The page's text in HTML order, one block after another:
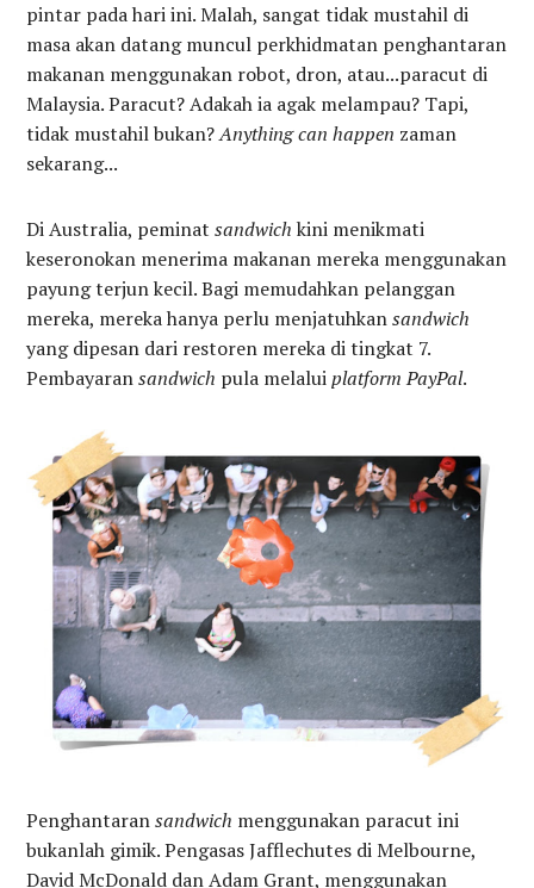
pintar pada hari ini. Malah, sangat tidak mustahil di
masa akan datang muncul perkhidmatan penghantaran
makanan menggunakan robot, dron, atau...paracut di
Malaysia. Paracut? Adakah ia agak melampau? Tapi,
tidak mustahil bukan?Anything can happen zaman
sekarang...
Di Australia, peminat sandwich kini menikmati
keseronokan menerima makanan mereka menggunakan
payung terjun kecil. Bagi memudahkan pelanggan
mereka, mereka hanya perlu menjatuhkansandwich
yang dipesan dari restoren mereka di tingkat 7.
Pembayaransandwich pula melaluiplatform PayPal.
Penghantaransandwich menggunakan paracut ini
bukanlah gimik. Pengasas Jafflechutes di Melbourne,
David McDonald dan Adam Grant, menggunakan